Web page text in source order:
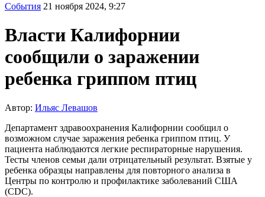
События 21 ноября 2024, 9:27
Власти Калифорнии
сообщили о заражении
ребенка гриппом птиц
Автор: Ильяс Левашов
Департамент здравоохранения Калифорнии сообщил о
возможном случае заражения ребенка гриппом птиц. У
пациента наблюдаются легкие респираторные нарушения.
Тесты членов семьи дали отрицательный результат. Взятые у
ребенка образцы направлены для повторного анализа в
Центры по контролю и профилактике заболеваний США
(CDC).